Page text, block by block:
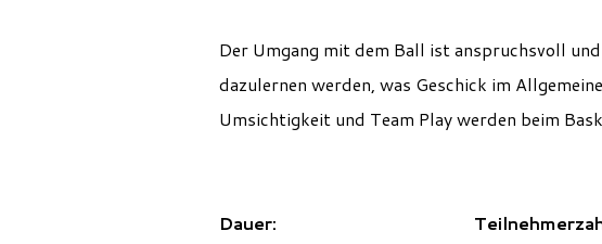
Der Umgang mit dem Ball ist anspruchsvoll
dazulernen werden, was Geschick im
Umsichtigkeit und Team Play werden beim
Dauer: